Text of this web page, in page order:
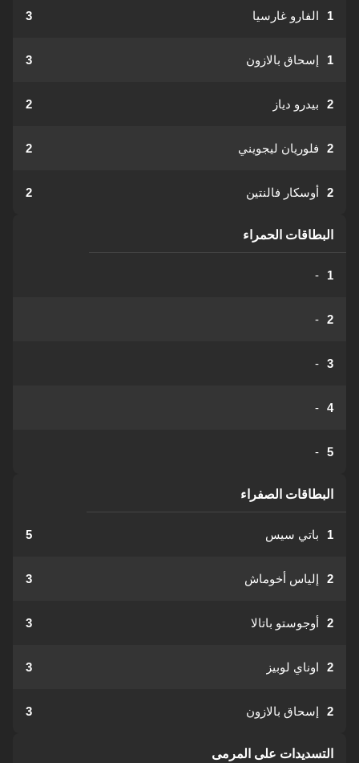
1 الفارو غارسيا 3
1 إسحاق بالازون 3
2 بيدرو دياز 2
2 فلوريان ليجويني 2
2 أوسكار فالنتين 2
البطاقات الحمراء
1
-
2
-
3
-
4
-
5
-
البطاقات الصفراء
1 باتي سيس 5
2 إلياس أخوماش 3
2 أوجوستو باتالا 3
2 اوناي لوبيز 3
2 إسحاق بالازون 3
التسديدات على المرمى